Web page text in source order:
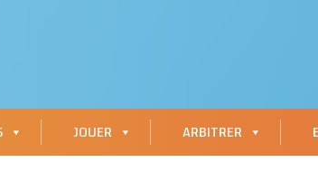
JOUER ARBITRER